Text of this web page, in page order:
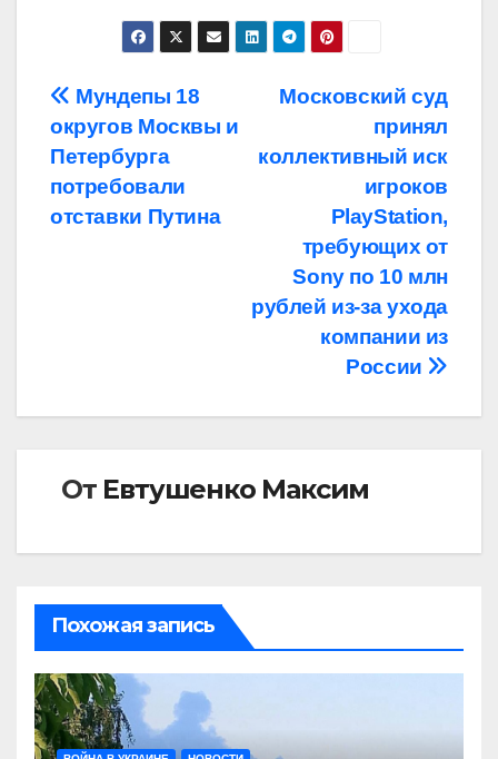
Навигация
по
записям
Московский суд
принял
коллективный иск
игроков
PlayStation,
требующих от
Sony по 10 млн
рублей из-за ухода
компании из
России
Мундепы 18
округов Москвы и
Петербурга
потребовали
отставки Путина
От Евтушенко Максим
Похожая запись